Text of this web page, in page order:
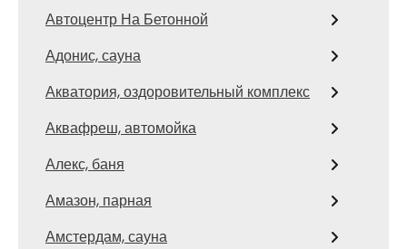
Автоцентр На Бетонной
Адонис, сауна
Акватория, оздоровительный комплекс
Аквафреш, автомойка
Алекс, баня
Амазон, парная
Амстердам, сауна